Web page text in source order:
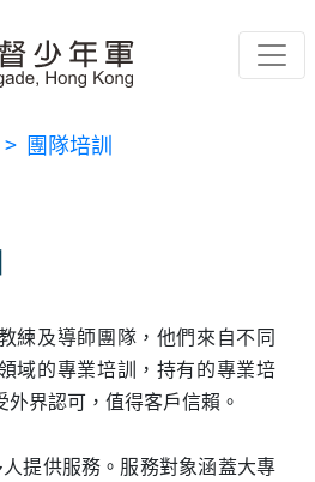
> 團隊培訓
練及導師團隊，他們來自不同
域的專業培訓，持有的專業培
界認可，值得客戶信賴。
提供服務。服務對象涵蓋大專